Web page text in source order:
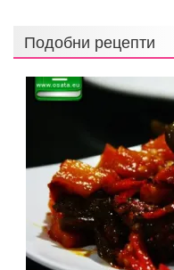
Подобни рецепти